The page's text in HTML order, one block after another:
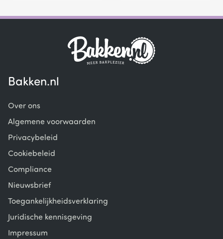
Bakken.nl
Over ons
Algemene voorwaarden
Privacybeleid
Cookiebeleid
Compliance
Nieuwsbrief
Toegankelijkheidsverklaring
Juridische kennisgeving
Impressum